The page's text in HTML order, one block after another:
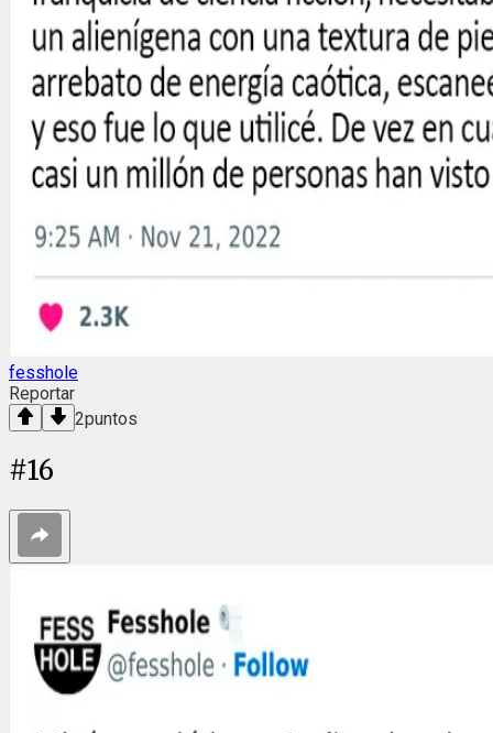
fesshole
Reportar
2puntos
#16